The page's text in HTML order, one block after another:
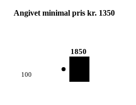
Angivet minimal pris kr. 1350
100
1850